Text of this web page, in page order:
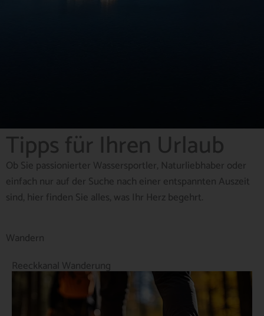
Tipps für Ihren Urlaub
Ob Sie passionierter Wassersportler, Naturliebhaber oder
einfach nur auf der Suche nach einer entspannten Auszeit
sind, hier finden Sie alles, was Ihr Herz begehrt.
Wandern
Reeckkanal Wanderung